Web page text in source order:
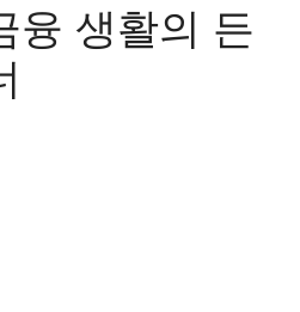
융 생활의 든